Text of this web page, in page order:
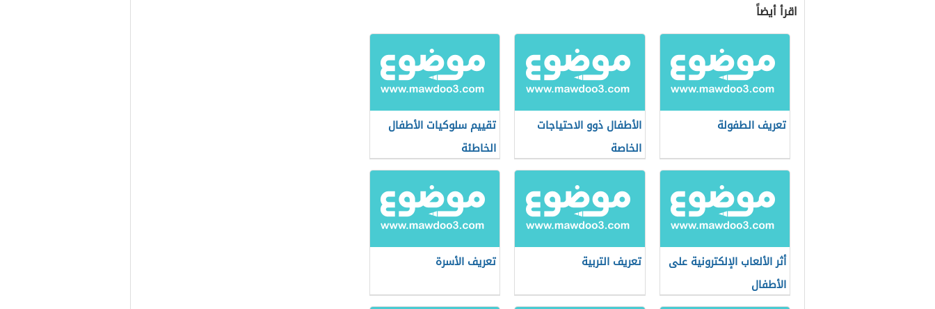
اقرأ أيضاً
تعريف الطفولة
الأطفال ذوو الاحتياجات
الخاصة
تقييم سلوكيات الأطفال
الخاطئة
أثر الألعاب الإلكترونية على
الأطفال
تعريف التربية تعريف الأسرة